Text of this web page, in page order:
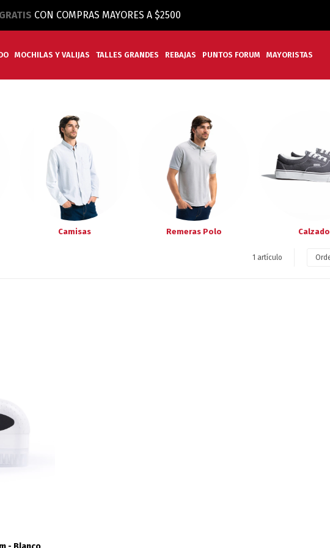
CON COMPRAS MAYORES A $2500
MOCHILAS Y VALIJAS TALLES GRANDES REBAJAS PUNTOS FORUM MAYORISTAS
Camisas Remeras Polo Calzado
1 artículo